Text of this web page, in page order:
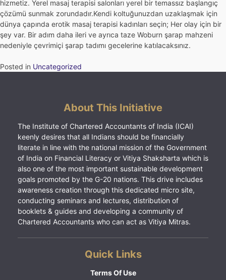
hizmetiz. Yerel masaj terapisi salonları yerel bir temassız başlangıç ​​
çözümü sunmak zorundadır.Kendi koltuğunuzdan uzaklaşmak için
dünya çapında erotik masaj terapisi kadınları seçin; Her olay için bir
şey var. Bir adım daha ileri ve ayrıca taze Woburn şarap mahzeni
nedeniyle çevrimiçi şarap tadımı gecelerine katılacaksınız.
Posted in Uncategorized
About This Initiative
The Institute of Chartered Accountants of India (ICAI)
keenly desires that all Indians should be financially
literate in line with the national mission of the Government
of India on Financial Literacy or Vitiya Shaksharta which is
also one of the most important sustainable development
goals promoted by the G-20 nations. This drive includes
awareness creation through this dedicated micro site,
conducting seminars and lectures, distribution of
booklets & guides and developing a community of
Chartered Accountants who can act as Vitiya Mitras.
Quick Links
Terms Of Use